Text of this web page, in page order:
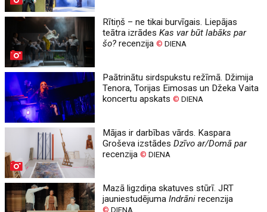
Rītiņš – ne tikai burvīgais. Liepājas
teātra izrādesKas var būt labāks par
šo? recenzija© DIENA
Paātrinātu sirdspukstu režīmā. Džimija
Tenora, Torijas Eimosas un Džeka Vaita
koncertu apskats© DIENA
Mājas ir darbības vārds. Kaspara
Groševa izstādesDzīvo ar/Domā par
recenzija© DIENA
Mazā ligzdiņa skatuves stūrī. JRT
jauniestudējumaIndrāni recenzija
© DIENA